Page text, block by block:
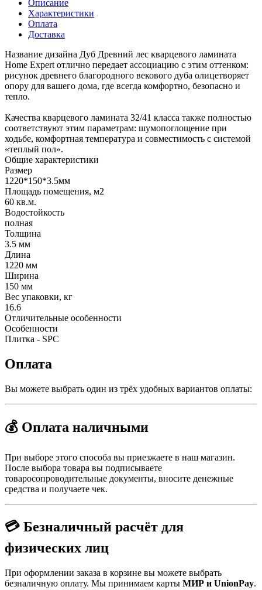
Описание
Характеристики
Оплата
Доставка
Название дизайна Дуб Древний лес кварцевого ламината
Home Expert отлично передает ассоциацию с этим оттенком:
рисунок древнего благородного векового дуба олицетворяет
опору для вашего дома, где всегда комфортно, безопасно и
тепло.
Качества кварцевого ламината 32/41 класса также полностью
соответствуют этим параметрам: шумопоглощение при
ходьбе, комфортная температура и совместимость с системой
«теплый пол».
Общие характеристики
Размер
1220*150*3.5мм
Площадь помещения, м2
60 кв.м.
Водостойкость
полная
Толщина
3.5 мм
Длина
1220 мм
Ширина
150 мм
Вес упаковки, кг
16.6
Отличительные особенности
Особенности
Плитка - SPC
Оплата
Вы можете выбрать один из трёх удобных вариантов оплаты:
💰 Оплата наличными
При выборе этого способа вы приезжаете в наш магазин.
После выбора товара вы подписываете
товаросопроводительные документы, вносите денежные
средства и получаете чек.
💳 Безналичный расчёт для
физических лиц
При оформлении заказа в корзине вы можете выбрать
безналичную оплату. Мы принимаем карты МИР и UnionPay.